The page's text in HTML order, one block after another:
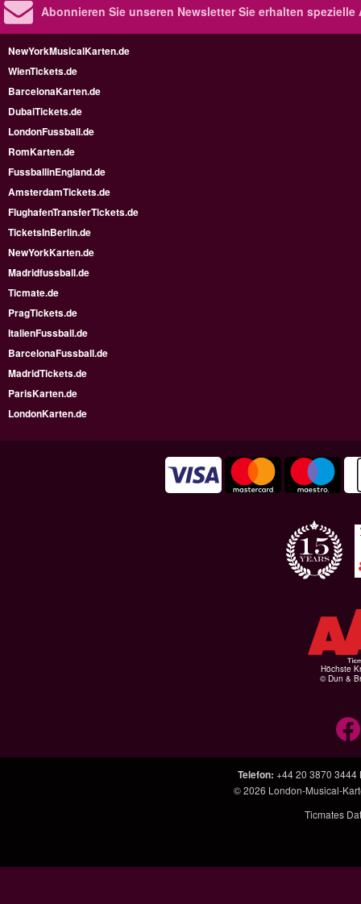
Abonnieren Sie unseren NewsletterSie erhalten spezielle
NewYorkMusicalKarten.de
WienTickets.de
BarcelonaKarten.de
DubaiTickets.de
LondonFussball.de
RomKarten.de
FussballinEngland.de
AmsterdamTickets.de
FlughafenTransferTickets.de
TicketsInBerlin.de
NewYorkKarten.de
Madridfussball.de
Ticmate.de
PragTickets.de
ItalienFussball.de
BarcelonaFussball.de
MadridTickets.de
ParisKarten.de
LondonKarten.de
Höchste
© Dun &
Telefon: +44 20 3870 3444
© 2026 London-Musical-
Ticmates